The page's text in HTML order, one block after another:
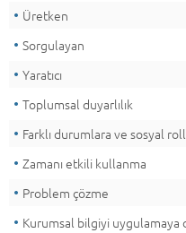
Üretken
Sorgulayan
Yaratıcı
Toplumsal duyarlılık
Farklı durumlara ve sosyal
Zamanı etkili kullanma
Problem çözme
Kurumsal bilgiyi uygulamaya